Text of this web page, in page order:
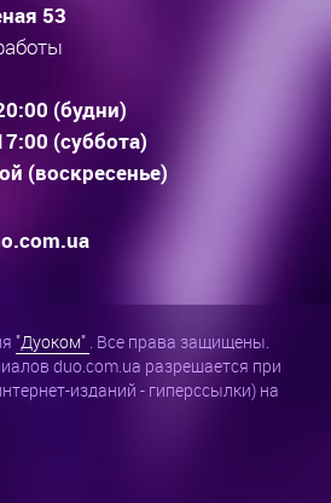
53
(будни)
(суббота)
(воскресенье)
"Дуоком" . Все права защищены.
duo.com.ua разрешается при
изданий - гиперссылки) на